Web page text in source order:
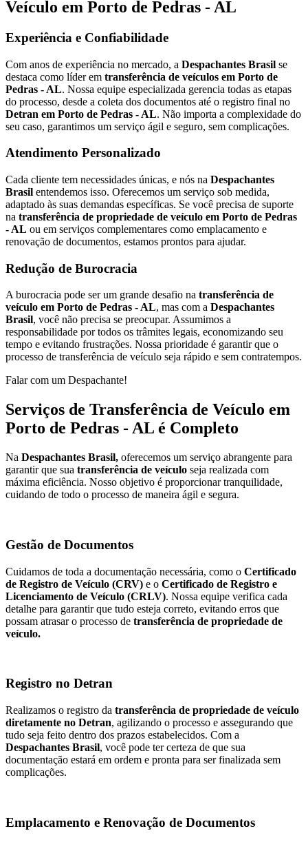
Veículo em Porto de Pedras - AL
Experiência e Confiabilidade
Com anos de experiência no mercado, a Despachantes Brasil se
destaca como líder em transferência de veículos em Porto de
Pedras - AL. Nossa equipe especializada gerencia todas as etapas
do processo, desde a coleta dos documentos até o registro final no
Detran em Porto de Pedras - AL. Não importa a complexidade do
seu caso, garantimos um serviço ágil e seguro, sem complicações.
Atendimento Personalizado
Cada cliente tem necessidades únicas, e nós na Despachantes
Brasil entendemos isso. Oferecemos um serviço sob medida,
adaptado às suas demandas específicas. Se você precisa de suporte
na transferência de propriedade de veículo em Porto de Pedras
- AL ou em serviços complementares como emplacamento e
renovação de documentos, estamos prontos para ajudar.
Redução de Burocracia
A burocracia pode ser um grande desafio na transferência de
veículo em Porto de Pedras - AL, mas com a Despachantes
Brasil, você não precisa se preocupar. Assumimos a
responsabilidade por todos os trâmites legais, economizando seu
tempo e evitando frustrações. Nossa prioridade é garantir que o
processo de transferência de veículo seja rápido e sem contratempos.
Falar com um Despachante!
Serviços de Transferência de Veículo em
Porto de Pedras - AL é Completo
Na Despachantes Brasil, oferecemos um serviço abrangente para
garantir que sua transferência de veículo seja realizada com
máxima eficiência. Nosso objetivo é proporcionar tranquilidade,
cuidando de todo o processo de maneira ágil e segura.
Gestão de Documentos
Cuidamos de toda a documentação necessária, como o Certificado
de Registro de Veículo (CRV) e o Certificado de Registro e
Licenciamento de Veículo (CRLV). Nossa equipe verifica cada
detalhe para garantir que tudo esteja correto, evitando erros que
possam atrasar o processo de transferência de propriedade de
veículo.
Registro no Detran
Realizamos o registro da transferência de propriedade de veículo
diretamente no Detran, agilizando o processo e assegurando que
tudo seja feito dentro dos prazos estabelecidos. Com a
Despachantes Brasil, você pode ter certeza de que sua
documentação estará em ordem e pronta para ser finalizada sem
complicações.
Emplacamento e Renovação de Documentos